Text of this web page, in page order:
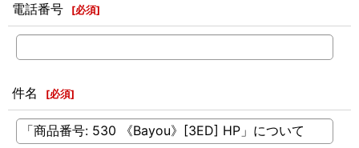
電話番号 [必須]
件名 [必須]